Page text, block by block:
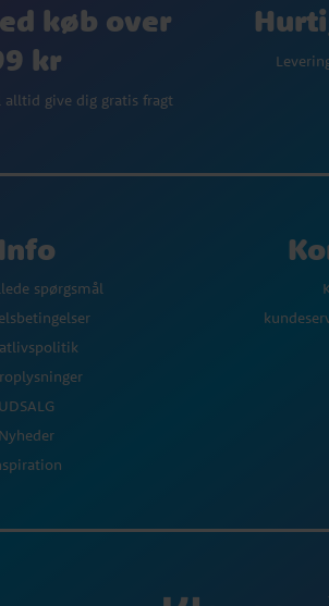
køb over
kr
give dig gratis fragt
Info
spørgsmål
UDSALG
Nyheder